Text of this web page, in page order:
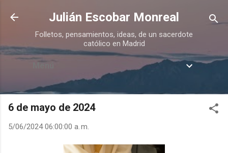
Ir al contenido principal
Julián Escobar Monreal
Folletos, pensamientos, ideas, de un sacerdote
católico en Madrid
Menú
6 de mayo de 2024
5/06/2024 06:00:00 a. m.